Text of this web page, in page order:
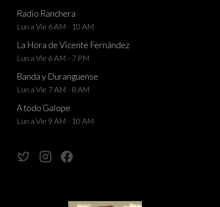
Radio Ranchera
Lun a Vie 6 AM - 10 AM
La Hora de Vicente Fernández
Lun a Vie 6 AM - 7 PM
Banda y Duranguense
Lun a Vie 7 AM - 8 AM
A todo Galope
Lun a Vie 9 AM - 10 AM